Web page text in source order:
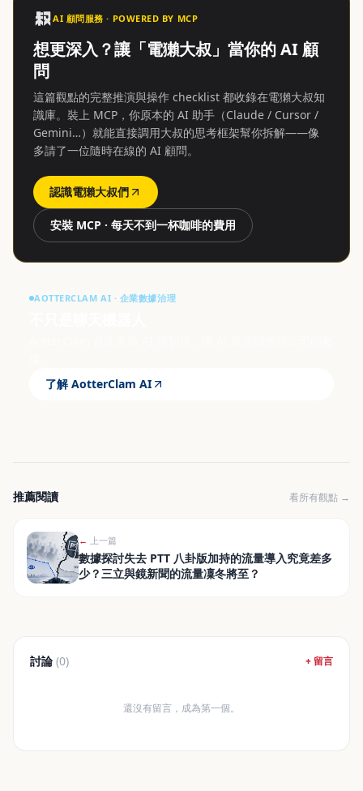
AI 顧問服務 · POWERED BY MCP
想更深入？讓「電獺大叔」當你的 AI 顧
問
這篇觀點的完整推演與操作 checklist 都收錄在電獺大叔知
識庫。裝上 MCP，你原本的 AI 助手（Claude / Cursor /
Gemini…）就能直接調用大叔的思考框架幫你拆解——像
多請了一位隨時在線的 AI 顧問。
認識電獺大叔們
安裝 MCP · 每天不到一杯咖啡的費用
AOTTERCLAM AI · 企業數據治理
了解 AotterClam AI
推薦閱讀 看所有觀點 →
← 上一篇
數據探討失去 PTT 八卦版加持的流量導入究竟差多
少？三立與鏡新聞的流量凜冬將至？
討論 (0) + 留言
還沒有留言，成為第一個。